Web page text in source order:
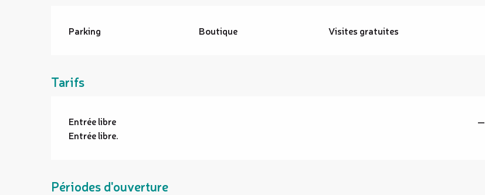
Parking Boutique Visites gratuites
Tarifs
Entrée libre
—
Entrée libre.
Périodes d'ouverture